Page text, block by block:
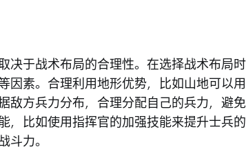
决于战术布局的合理性。在选择战术布局
因素。合理利用地形优势，比如山地可以
敌方兵力分布，合理分配自己的兵力，避
，比如使用指挥官的加强技能来提升士兵
斗力。